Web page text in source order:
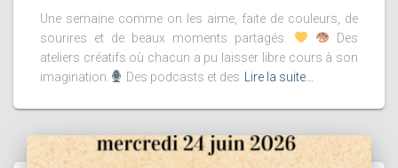
Une semaine comme on les aime, faite de couleurs, de
sourires et de beaux moments partagés.
Des
ateliers créatifs où chacun a pu laisser libre cours à son
imagination.
Des podcasts et des Lire la suite…